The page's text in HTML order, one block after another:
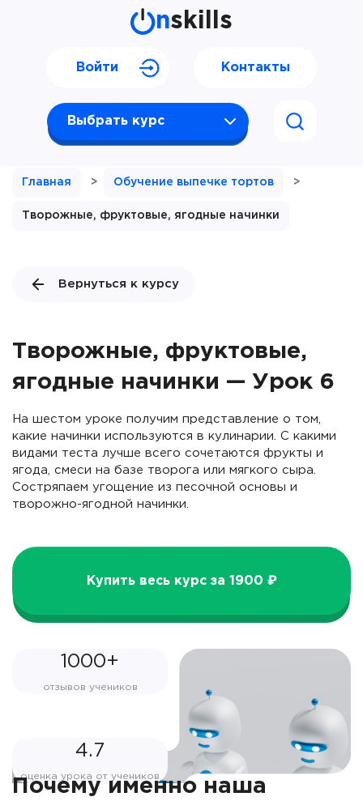
nskills
Выбрать курс
Войти Контакты
Главная > Обучение выпечке тортов >
Творожные, фруктовые, ягодные начинки
Вернуться к курсу
Творожные, фруктовые,
ягодные начинки — Урок 6
На шестом уроке получим представление о том,
какие начинки используются в кулинарии. С какими
видами теста лучше всего сочетаются фрукты и
ягода, смеси на базе творога или мягкого сыра.
Состряпаем угощение из песочной основы и
творожно-ягодной начинки.
Купить весь курс за 1900 ₽
1000+
отзывов учеников
4.7
оценка урока от учеников
Почему именно наша